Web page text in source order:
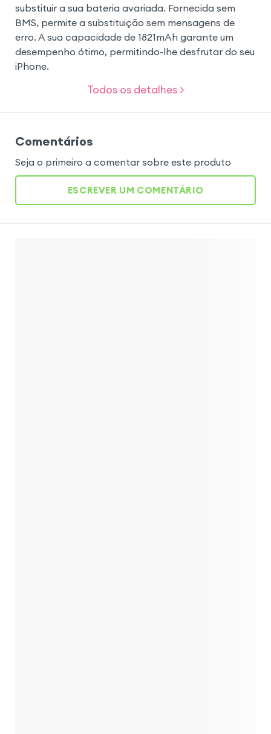
substituir a sua bateria avariada. Fornecida sem
BMS, permite a substituição sem mensagens de
erro. A sua capacidade de 1821mAh garante um
desempenho ótimo, permitindo-lhe desfrutar do seu
iPhone.
Todos os detalhes >
Comentários
Seja o primeiro a comentar sobre este produto
ESCREVER UM COMENTÁRIO